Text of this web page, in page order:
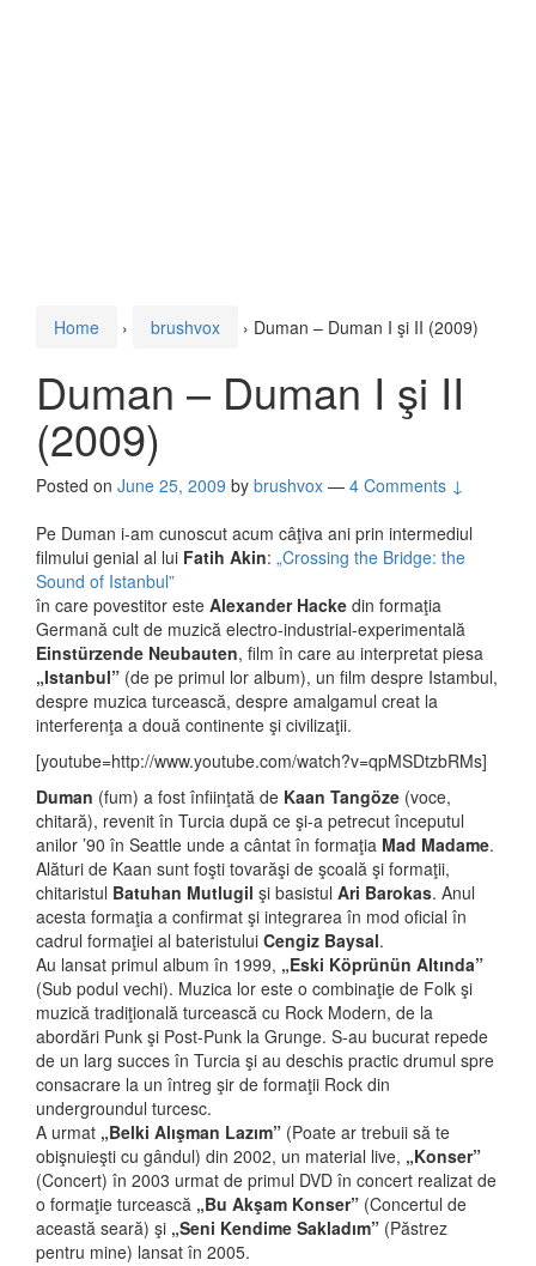
Home › brushvox › Duman – Duman I şi II (2009)
Duman – Duman I şi II
(2009)
Posted on June 25, 2009 by brushvox — 4 Comments ↓
Pe Duman i-am cunoscut acum câţiva ani prin intermediul
filmului genial al lui Fatih Akin: „Crossing the Bridge: the
Sound of Istanbul”
în care povestitor este Alexander Hacke din formaţia
Germană cult de muzică electro-industrial-experimentală
Einstürzende Neubauten, film în care au interpretat piesa
„Istanbul” (de pe primul lor album), un film despre Istambul,
despre muzica turcească, despre amalgamul creat la
interferenţa a două continente şi civilizaţii.
[youtube=http://www.youtube.com/watch?v=qpMSDtzbRMs]
Duman (fum) a fost înfiinţată de Kaan Tangöze (voce,
chitară), revenit în Turcia după ce şi-a petrecut începutul
anilor ’90 în Seattle unde a cântat în formaţia Mad Madame.
Alături de Kaan sunt foşti tovarăşi de şcoală şi formaţii,
chitaristul Batuhan Mutlugil şi basistul Ari Barokas. Anul
acesta formaţia a confirmat şi integrarea în mod oficial în
cadrul formaţiei al bateristului Cengiz Baysal.
Au lansat primul album în 1999, „Eski Köprünün Altında”
(Sub podul vechi). Muzica lor este o combinaţie de Folk şi
muzică tradiţională turcească cu Rock Modern, de la
abordări Punk şi Post-Punk la Grunge. S-au bucurat repede
de un larg succes în Turcia şi au deschis practic drumul spre
consacrare la un întreg şir de formaţii Rock din
undergroundul turcesc.
A urmat „Belki Alışman Lazım” (Poate ar trebuii să te
obişnuieşti cu gândul) din 2002, un material live, „Konser”
(Concert) în 2003 urmat de primul DVD în concert realizat de
o formaţie turcească „Bu Akşam Konser” (Concertul de
această seară) şi „Seni Kendime Sakladım” (Păstrez
pentru mine) lansat în 2005.